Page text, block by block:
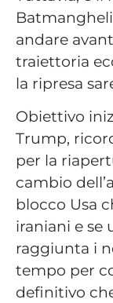
andare
traiettoria
la ripresa
Obiettivo
Trump,
per la
cambio
blocco Usa
iraniani e se
raggiunta i
tempo per
definitivo